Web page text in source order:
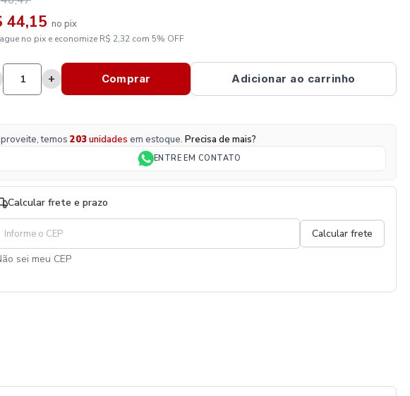
44,15 no pix
no pix e economize R$ 2,32 com 5% OFF
+ Comprar Adicionar ao carrinho
temos 203unidades em estoque. Precisa de mais?
ENTRE EM CONTATO
Calcular frete e prazo
sei meu CEP